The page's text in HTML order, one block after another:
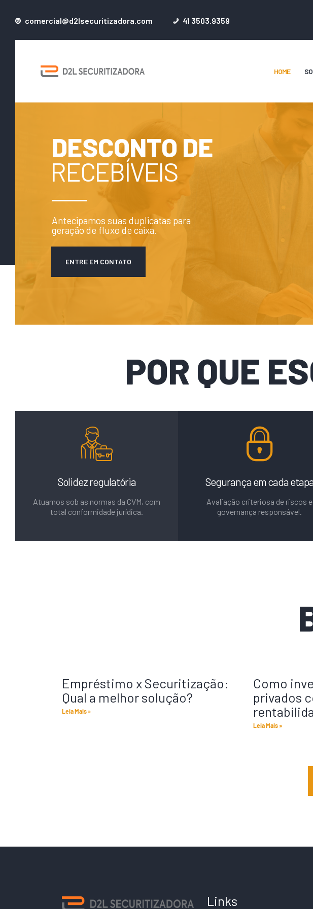
comercial@d2lsecuritizadora.com 41 3503.9359
HOME
D2L
SOBRE
BLOG
FALE
DESCONTO DE
RECEBÍVEIS
Antecipamos suas duplicatas para
geração de fluxo de caixa.
ENTRE EM CONTATO
POR QUE
Solidez regulatória
Atuamos sob as normas da CVM, com
total conformidade jurídica.
Segurança em cada
Avaliação criteriosa de riscos e
governança responsável.
Empréstimo x Securitização:
Qual a melhor solução?
Leia Mais »
Como
privados
Leia Mais »
Links